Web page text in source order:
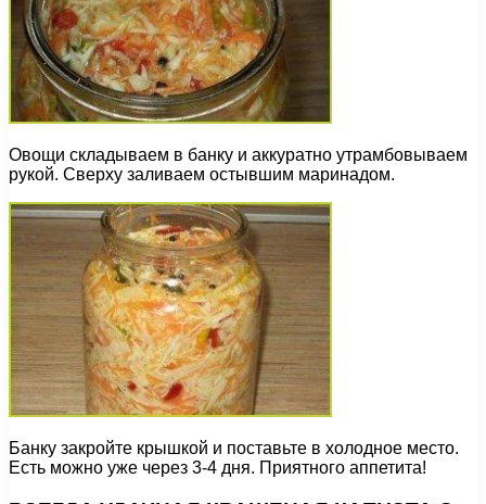
Овощи складываем в банку и аккуратно утрамбовываем
рукой. Сверху заливаем остывшим маринадом.
Банку закройте крышкой и поставьте в холодное место.
Есть можно уже через 3-4 дня. Приятного аппетита!